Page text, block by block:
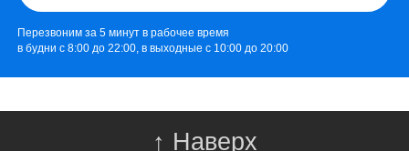
Перезвоним за 5 минут в рабочее время
в будни с 8:00 до 22:00, в выходные с 10:00 до 20:00
↑ Наверх